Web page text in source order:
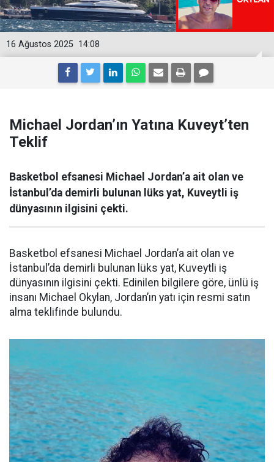
14:08
16 Ağustos 2025
Michael Jordan’ın Yatına Kuveyt’ten
Teklif
Basketbol efsanesi Michael Jordan’a ait olan ve
İstanbul’da demirli bulunan lüks yat, Kuveytli iş
dünyasının ilgisini çekti.
Basketbol efsanesi Michael Jordan’a ait olan ve
İstanbul’da demirli bulunan lüks yat, Kuveytli iş
dünyasının ilgisini çekti. Edinilen bilgilere göre, ünlü iş
insanı Michael Okylan, Jordan’ın yatı için resmi satın
alma teklifinde bulundu.